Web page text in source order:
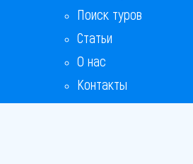
Поиск туров
Статьи
О нас
Контакты
Бонусная программа